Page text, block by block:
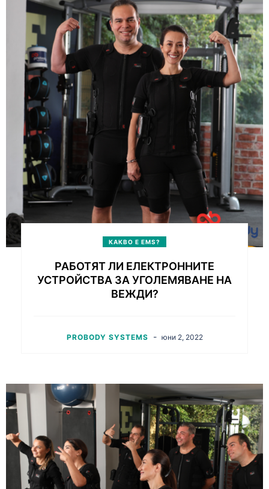
КАКВО Е EMS?
РАБОТЯТ ЛИ ЕЛЕКТРОННИТЕ
УСТРОЙСТВА ЗА УГОЛЕМЯВАНЕ НА
ВЕЖДИ?
PROBODY SYSTEMS - юни 2, 2022